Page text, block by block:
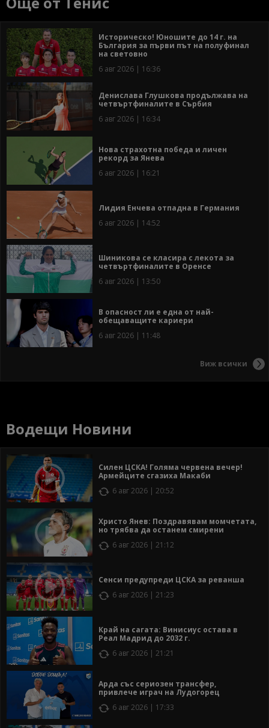
Историческо! Юношите до 14 г. на
България за първи път на полуфинал
на световно
6 авг 2026 | 16:36
Денислава Глушкова продължава на
четвъртфиналите в Сърбия
6 авг 2026 | 16:34
Нова страхотна победа и личен
рекорд за Янева
6 авг 2026 | 16:21
Лидия Енчева отпадна в Германия
6 авг 2026 | 14:52
Шиникова се класира с лекота за
четвъртфиналите в Оренсе
6 авг 2026 | 13:50
В опасност ли е една от най-
обещаващите кариери
6 авг 2026 | 11:48
Виж всички
Водещи Новини
Силен ЦСКА! Голяма червена вечер!
Армейците сгазиха Макаби
6 авг 2026 | 20:52
Христо Янев: Поздравявам момчетата,
но трябва да останем смирени
6 авг 2026 | 21:12
Сенси предупреди ЦСКА за реванша
6 авг 2026 | 21:23
Край на сагата: Винисиус остава в
Реал Мадрид до 2032 г.
6 авг 2026 | 21:21
Арда със сериозен трансфер,
привлече играч на Лудогорец
6 авг 2026 | 17:33